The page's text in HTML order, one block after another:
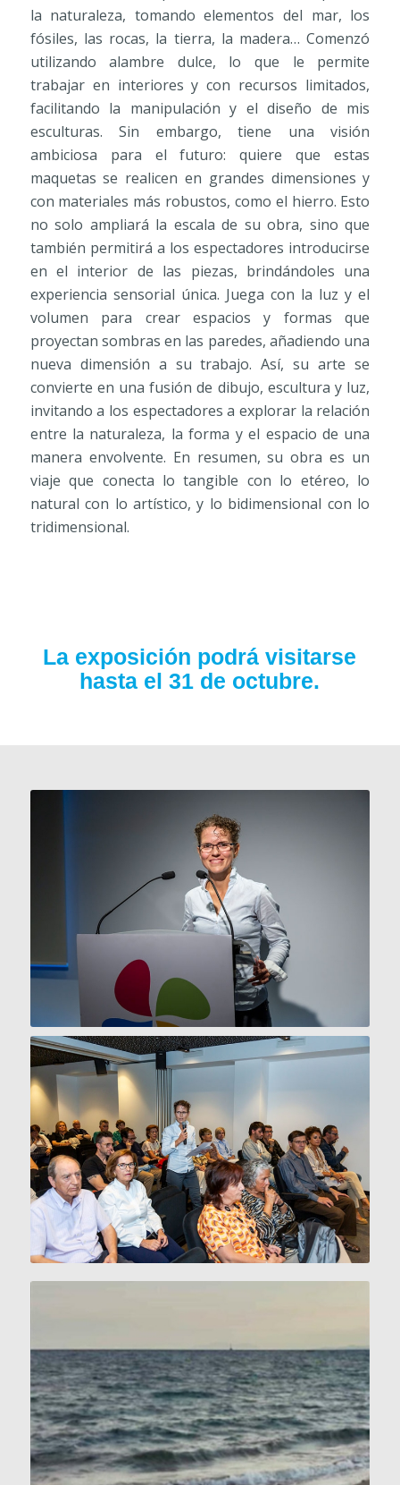
la naturaleza, tomando elementos del mar, los
fósiles, las rocas, la tierra, la madera… Comenzó
utilizando alambre dulce, lo que le permite
trabajar en interiores y con recursos limitados,
facilitando la manipulación y el diseño de mis
esculturas. Sin embargo, tiene una visión
ambiciosa para el futuro: quiere que estas
maquetas se realicen en grandes dimensiones y
con materiales más robustos, como el hierro. Esto
no solo ampliará la escala de su obra, sino que
también permitirá a los espectadores introducirse
en el interior de las piezas, brindándoles una
experiencia sensorial única. Juega con la luz y el
volumen para crear espacios y formas que
proyectan sombras en las paredes, añadiendo una
nueva dimensión a su trabajo. Así, su arte se
convierte en una fusión de dibujo, escultura y luz,
invitando a los espectadores a explorar la relación
entre la naturaleza, la forma y el espacio de una
manera envolvente. En resumen, su obra es un
viaje que conecta lo tangible con lo etéreo, lo
natural con lo artístico, y lo bidimensional con lo
tridimensional.
La exposición podrá visitarse
hasta el 31 de octubre.